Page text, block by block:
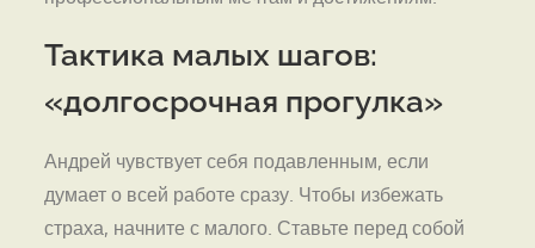
Тактика малых шагов:
«долгосрочная прогулка»
Андрей чувствует себя подавленным, если
думает о всей работе сразу. Чтобы избежать
страха, начните с малого. Ставьте перед собой